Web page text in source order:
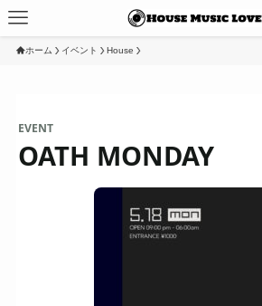
ホーム イベント House
EVENT
OATH MONDAY